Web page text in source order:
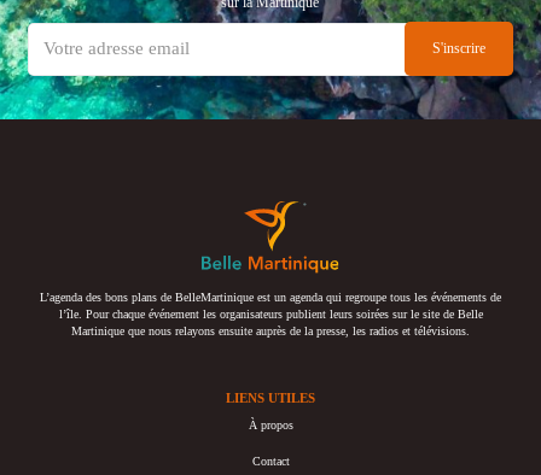
L’agenda des bons plans de BelleMartinique est un agenda qui regroupe tous les événements de
l’île. Pour chaque événement les organisateurs publient leurs soirées sur le site de Belle
Martinique que nous relayons ensuite auprès de la presse, les radios et télévisions.
LIENS UTILES
À propos
Contact